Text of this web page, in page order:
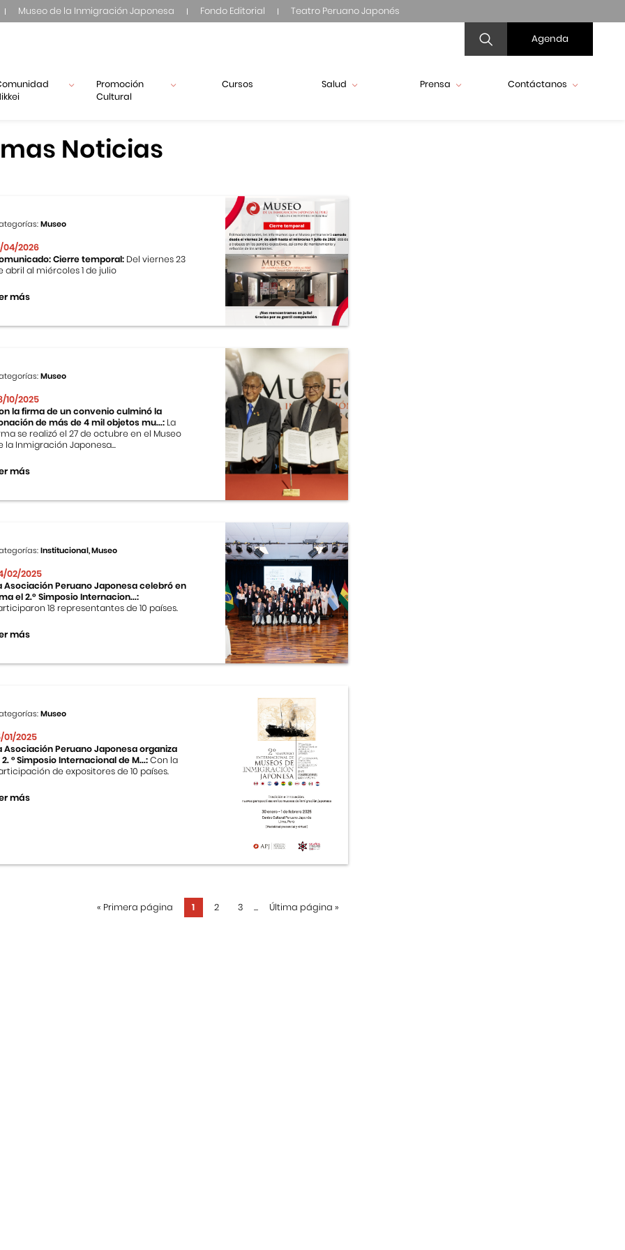
Museo de la Inmigración Japonesa Fondo Editorial Teatro Peruano Japonés
Agenda
Promoción
Cultural
Cursos Salud Prensa Contáctanos
Noticias
Museo
04/2026
Cierre temporal: Del viernes 23
abril al miércoles 1 de julio
más
Museo
10/2025
la firma de un convenio culminó la
de más de 4 mil objetos mu...: La
se realizó el 27 de octubre en el Museo
la Inmigración Japonesa...
más
Institucional, Museo
02/2025
Asociación Peruano Japonesa celebró en
el 2.º Simposio Internacion...:
18 representantes de 10 países.
más
Museo
01/2025
Asociación Peruano Japonesa organiza
2. ° Simposio Internacional de M...:Con la
de expositores de 10 países.
más
« Primera página 1 2 3 ... Última página »